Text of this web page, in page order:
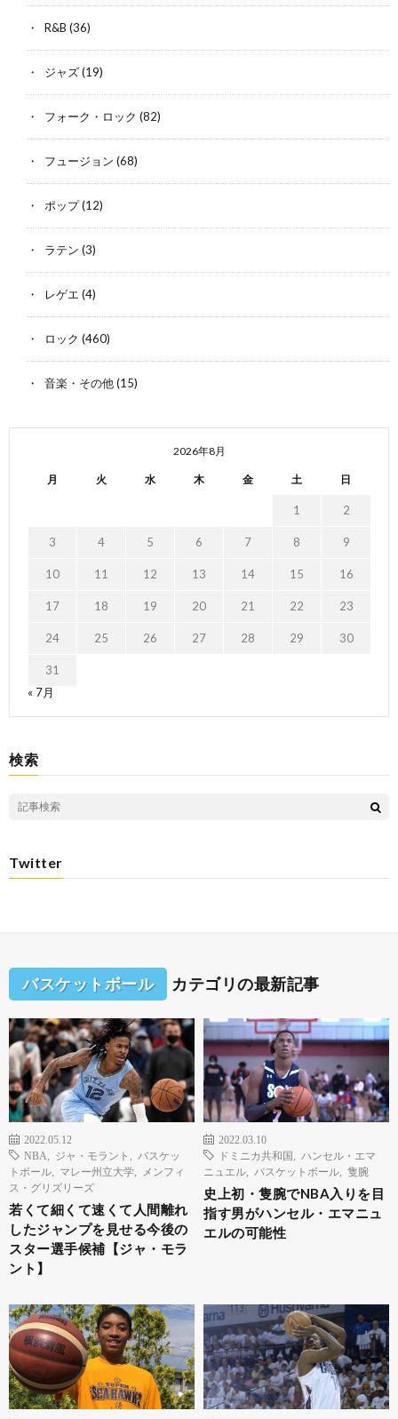
R&B (36)
ジャズ(19)
フォーク・ロック (82)
フュージョン (68)
ポップ(12)
ラテン (3)
レゲエ (4)
ロック (460)
音楽・その他(15)
2026年8月
月 火 水 木 金 土 日
1 2
3 4 5 6 7 8 9
10 11 12 13 14 15 16
17 18 19 20 21 22 23
24 25 26 27 28 29 30
31
« 7月
検索
Twitter
バスケットボール カテゴリの最新記事
2022.05.12
NBA
ジャ・モラント
バスケッ
トボール
マレー州立大学
メンフィ
ス・グリズリーズ
若くて細くて速くて人間離れ
したジャンプを見せる今後の
スター選手候補【ジャ・モラ
ント】
2022.03.10
ドミニカ共和国
ハンセル・エマ
ニュエル
バスケットボール 隻腕
史上初・隻腕でNBA入りを目
指す男がハンセル・エマニュ
エルの可能性